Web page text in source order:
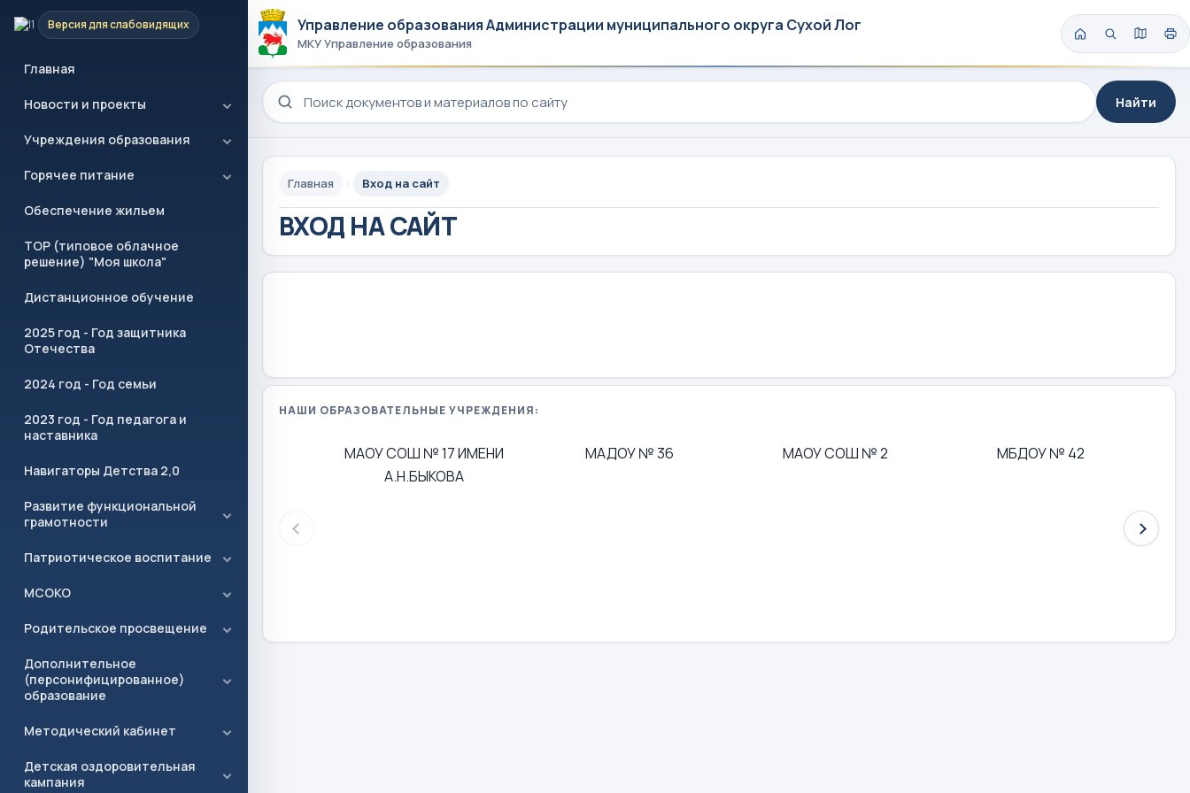
Версия для слабовидящих
Главная
Новости и проекты
Учреждения образования
Горячее питание
Обеспечение жильем
ТОР (типовое облачное
решение) "Моя школа"
Дистанционное обучение
2025 год - Год защитника
Отечества
2024 год - Год семьи
2023 год - Год педагога и
наставника
Навигаторы Детства 2,0
Развитие функциональной
грамотности
Патриотическое воспитание
МСОКО
Родительское просвещение
Дополнительное
(персонифицированное)
образование
Методический кабинет
Детская оздоровительная
кампания
Управление образования Администрации муниципального округа Сухой Лог
МКУ Управление образования
Поиск по сайту
Найти
Главная Вход на сайт
ВХОД НА САЙТ
НАШИ ОБРАЗОВАТЕЛЬНЫЕ УЧРЕЖДЕНИЯ:
МАОУ СОШ № 17 ИМЕНИ
А.Н.БЫКОВА
МАДОУ № 36 МАОУ СОШ № 2 МБДОУ № 42